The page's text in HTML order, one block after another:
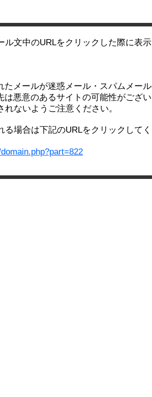
ル文中のURLをクリックした際に表
たメールが迷惑メール・スパムメー
は悪意のあるサイトの可能性がござ
ないようご注意ください。
る場合は下記のURLをクリックして